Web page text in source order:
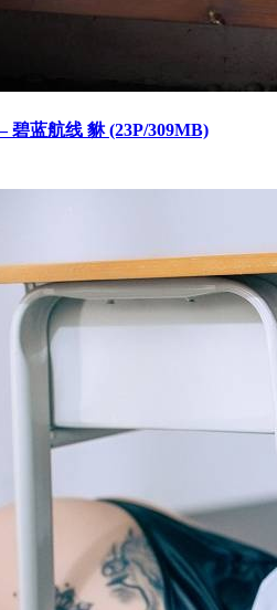
碧蓝航线 貅 (23P/309MB)